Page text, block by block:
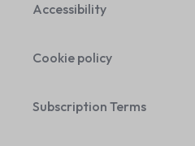
Accessibility
Cookie policy
Subscription Terms